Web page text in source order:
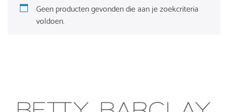
Geen producten gevonden die aan je zoekcriteria
voldoen.